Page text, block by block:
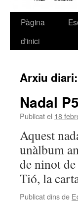
Vés
Pàgina
d'inici
Arxiu diari:
Nadal P5
Publicat el 18
Aquest
unàlbum
de ninot
Tió, la
Publicat dins de